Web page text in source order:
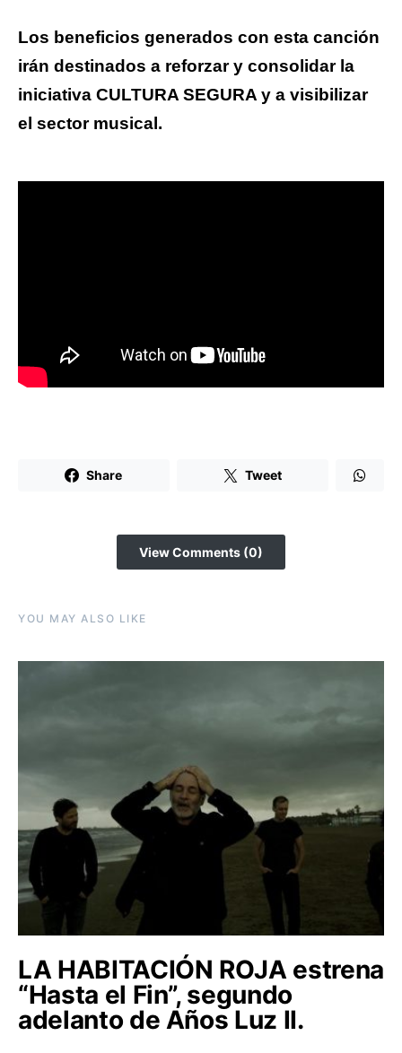
Los beneficios generados con esta canción
irán destinados a reforzar y consolidar la
iniciativa CULTURA SEGURA y a visibilizar
el sector musical.
Share Tweet
View Comments (0)
YOU MAY ALSO LIKE
LA HABITACIÓN ROJA estrena
“Hasta el Fin”, segundo
adelanto de Años Luz II.